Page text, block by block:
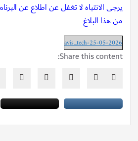
يرجى الانتباه لا تغفل عن اطلاع عن
من هذا البلاغ
avis_tech-25-05-2026
Share this content: